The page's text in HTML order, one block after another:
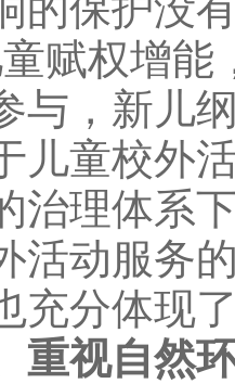
赋权增
与，新儿
儿童校外
治理体系
活动服务
充分体现
重视自然